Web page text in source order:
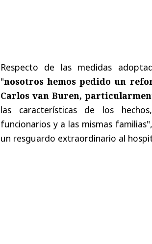
Respecto de las medidas
"nosotros hemos pedido un
Carlos van Buren,
las características de los
funcionarios y a las mismas
un resguardo extraordinario al